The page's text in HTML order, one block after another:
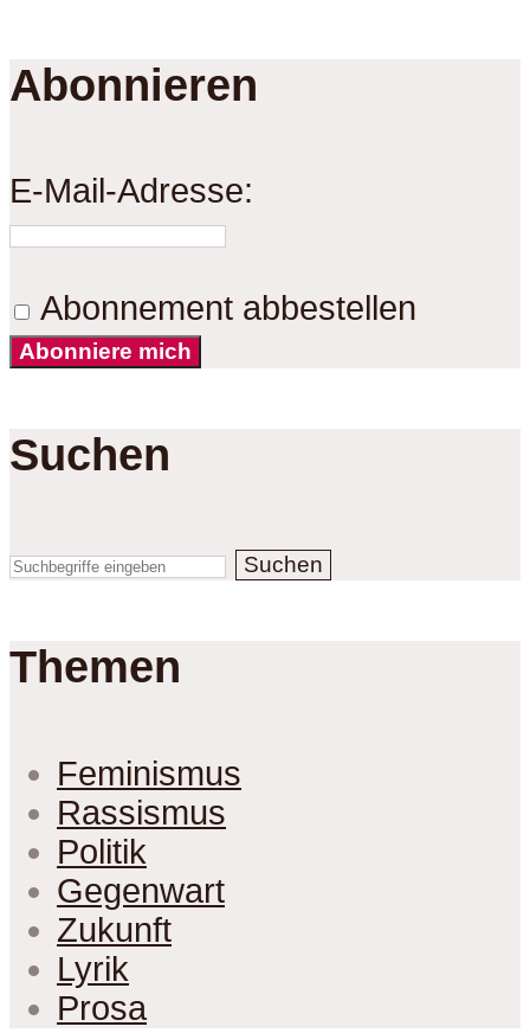
Abonnieren
E-Mail-Adresse:
Abonnement abbestellen
Abonniere mich
Suchen
Suchen
Themen
Feminismus
Rassismus
Politik
Gegenwart
Zukunft
Lyrik
Prosa